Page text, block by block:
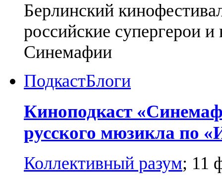
Берлинский
российские супергерои
Синемафии
ПодкастБлоги
Киноподкаст
русского мюзикла по
Коллективный разум; 11